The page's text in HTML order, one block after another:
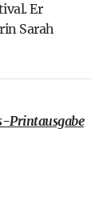
Er
Sarah
Printausgabe